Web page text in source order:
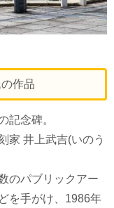
作品
記念碑。
家 井上武吉(いのう
のパブリックアー
を手がけ、1986年